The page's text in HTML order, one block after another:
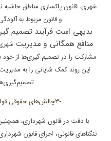
شهری، قانون پاکسازیمناطق حاشیه
و قانون مربوط به
بدیهی است فرآیند تصمیم
منافع همگانی و مدیریت
مشارکت را در تصمیم گیری‌ها از خود
این روند کمک شایانی را به
3-چالش‌های حقوقی
با دقت در قانون شهرداری،
تنگناهای قانونی، اجرای قانون